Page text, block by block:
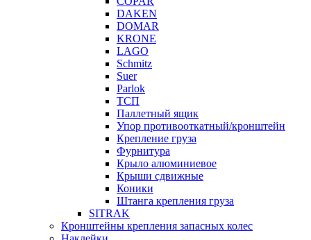
DAKEN
DOMAR
KRONE
LAGO
Schmitz
Suer
Parlok
ТСП
Паллетный ящик
Упор противооткатный/кронштейн
Крепление груза
Фурнитура
Крыло алюминиевое
Крыши сдвижные
Коники
Штанга крепления груза
SITRAK
Кронштейны крепления запасных колес